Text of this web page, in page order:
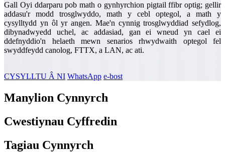
Gall Oyi ddarparu pob math o gynhyrchion pigtail ffibr optig; gellir
addasu'r modd trosglwyddo, math y cebl optegol, a math y
cysylltydd yn ôl yr angen. Mae'n cynnig trosglwyddiad sefydlog,
dibynadwyedd uchel, ac addasiad, gan ei wneud yn cael ei
ddefnyddio'n helaeth mewn senarios rhwydwaith optegol fel
swyddfeydd canolog, FTTX, a LAN, ac ati.
CYSYLLTU Â NI WhatsApp e-bost
Manylion Cynnyrch
Cwestiynau Cyffredin
Tagiau Cynnyrch